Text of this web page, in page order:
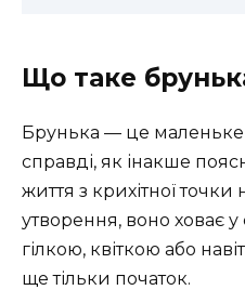
Що таке
Брунька — це
справді, як інакше
життя з крихітної точки
утворення, воно ховає у
гілкою, квіткою або
ще тільки початок.